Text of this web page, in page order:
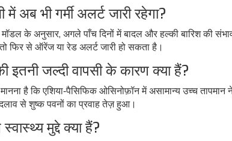
में अब भी गर्मी अलर्ट जारी रहेगा?
के अनुसार, अगले पाँच दिनों में बादल और हल्की बारिश की
फिर से ऑरेंज या रेड अलर्ट जारी हो सकता है।
इतनी जल्दी वापसी के कारण क्या हैं?
मानना है कि एशिया‑पैसिफिक ओसिनोफ़ॉन में असामान्य उच्च
से शुष्क पवनों का प्रवाह तेज़ हुआ।
मुद्दे क्या हैं?